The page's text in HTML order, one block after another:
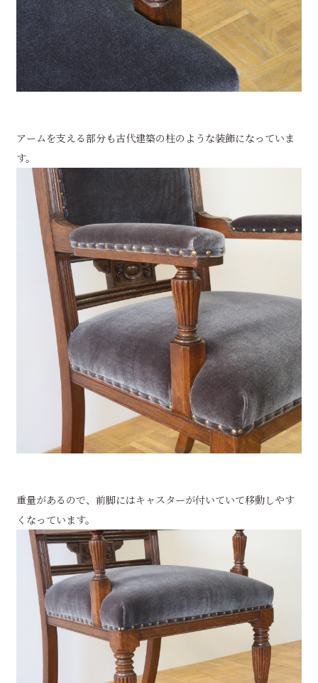
アームを支える部分も古代建築の柱のような装飾になっていま
す。
重量があるので、前脚にはキャスターが付いていて移動しやす
くなっています。